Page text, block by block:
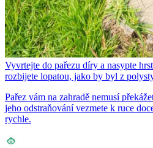
Vyvrtejte do pařezu díry a nasypte
rozbijete lopatou, jako by byl z
Pařez vám na zahradě nemusí
jeho odstraňování vezmete k ruce
rychle.